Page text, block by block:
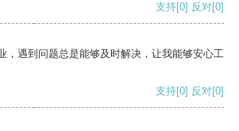
支持[0] 反对[0]
，遇到问题总是能够及时解决，让我能够安心工
支持[0] 反对[0]